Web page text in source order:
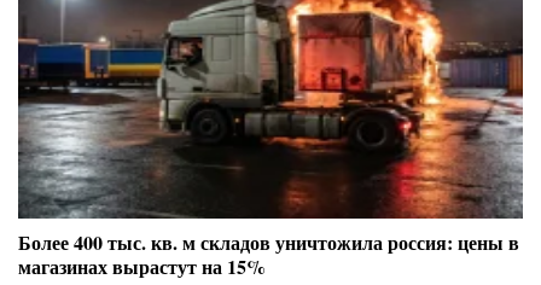
Более 400 тыс. кв. м складов уничтожила россия: цены в
магазинах вырастут на 15%